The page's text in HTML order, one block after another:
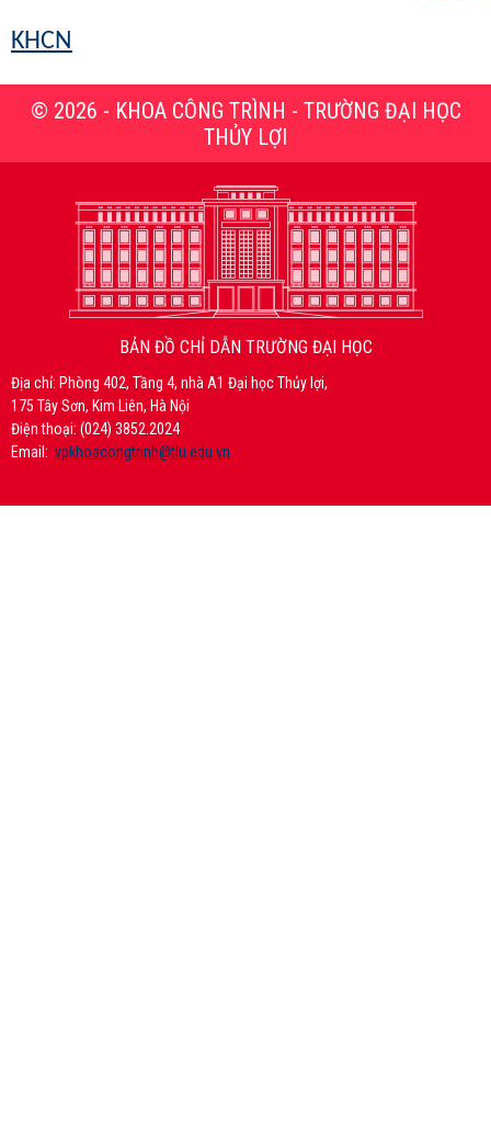
KHCN
© 2026 - KHOA CÔNG TRÌNH - TRƯỜNG ĐẠI HỌC
THỦY LỢI
BẢN ĐỒ CHỈ DẪN TRƯỜNG ĐẠI HỌC
Địa chỉ: Phòng 402, Tầng 4, nhà A1 Đại học Thủy lợi,
175 Tây Sơn, Kim Liên, Hà Nội
Điện thoại: (024) 3852.2024
Email: vpkhoacongtrinh@tlu.edu.vn